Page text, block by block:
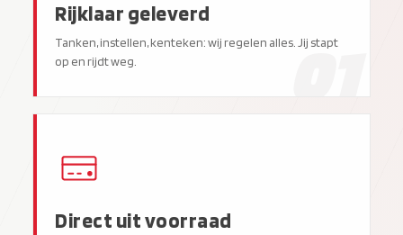
Rijklaar geleverd
Tanken, instellen, kenteken: wij regelen alles. Jij stapt
op en rijdt weg.
01
Direct uit voorraad